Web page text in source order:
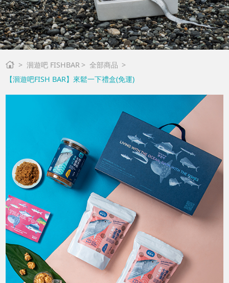
洄遊吧 FISHBAR
全部商品
【洄遊吧FISH BAR】來鬆一下禮盒(免運)